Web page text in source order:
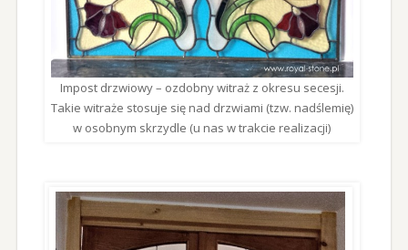
Impost drzwiowy – ozdobny witraż z okresu secesji.
Takie witraże stosuje się nad drzwiami (tzw. nadślemię)
w osobnym skrzydle (u nas w trakcie realizacji)